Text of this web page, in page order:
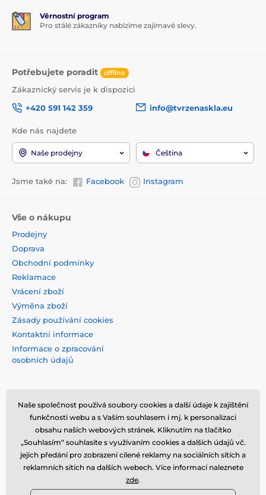
Věrnostní program
Pro stálé zákazníky nabízíme zajímavé slevy.
Potřebujete poradit offline
Zákaznický servis je k dispozici
+420 591 142 359
info@tvrzenaskla.eu
Kde nás najdete
Naše prodejny Čeština
Jsme také na: Facebook Instagram
Vše o nákupu
Prodejny
Doprava
Obchodní podmínky
Reklamace
Vrácení zboží
Výměna zboží
Zásady používání cookies
Kontaktní informace
Informace o zpracování
osobních údajů
Naše společnost používá soubory cookies a další údaje k zajištění
funkčnosti webu a s Vaším souhlasem i mj. k personalizaci
obsahu našich webových stránek. Kliknutím na tlačítko
„Souhlasím“ souhlasíte s využívaním cookies a dalších údajů vč.
jejich předání pro zobrazení cílené reklamy na sociálních sítích a
reklamních sítích na dalších webech. Více informací naleznete
zde.